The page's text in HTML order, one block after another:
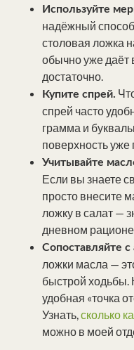
Используйте
надёжный способ
столовая ложка
обычно уже даёт
достаточно.
Купите спрей.
спрей часто
грамма и
поверхность уже
Учитывайте
Если вы знаете
просто внесите
ложку в салат —
дневном
Сопоставляйте с
ложки масла —
быстрой ходьбы.
удобная «точка
Узнать,сколько
можно в моей